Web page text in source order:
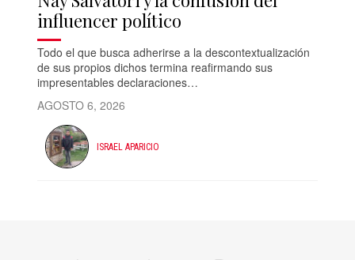
influencer político
Todo el que busca adherirse a la descontextualización
de sus propios dichos termina reafirmando sus
impresentables declaraciones…
AGOSTO 6, 2026
ISRAEL APARICIO